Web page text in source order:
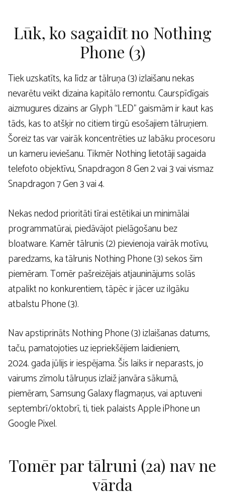
Lūk, ko sagaidīt no Nothing
Phone (3)
Tiek uzskatīts, ka līdz ar tālruņa (3) izlaišanu nekas
nevarētu veikt dizaina kapitālo remontu. Caurspīdīgais
aizmugures dizains ar Glyph “LED” gaismām ir kaut kas
tāds, kas to atšķir no citiem tirgū esošajiem tālruņiem.
Šoreiz tas var vairāk koncentrēties uz labāku procesoru
un kameru ieviešanu. Tikmēr Nothing lietotāji sagaida
telefoto objektīvu, Snapdragon 8 Gen 2 vai 3 vai vismaz
Snapdragon 7 Gen 3 vai 4.
Nekas nedod prioritāti tīrai estētikai un minimālai
programmatūrai, piedāvājot pielāgošanu bez
bloatware. Kamēr tālrunis (2) pievienoja vairāk motīvu,
paredzams, ka tālrunis Nothing Phone (3) sekos šim
piemēram. Tomēr pašreizējais atjauninājums solās
atpalikt no konkurentiem, tāpēc ir jācer uz ilgāku
atbalstu Phone (3).
Nav apstiprināts Nothing Phone (3) izlaišanas datums,
taču, pamatojoties uz iepriekšējiem laidieniem,
2024. gada jūlijs ir iespējama. Šis laiks ir neparasts, jo
vairums zīmolu tālruņus izlaiž janvāra sākumā,
piemēram, Samsung Galaxy flagmaņus, vai aptuveni
septembrī/oktobrī, ti, tiek palaists Apple iPhone un
Google Pixel.
Tomēr par tālruni (2a) nav ne
vārda